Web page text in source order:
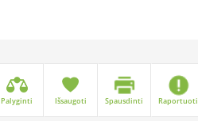
Palyginti Išsaugoti Spausdinti Raportuoti